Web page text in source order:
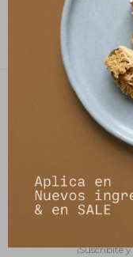
Falda Leather Marina -
6.222
21 de
De
¡Suscribite